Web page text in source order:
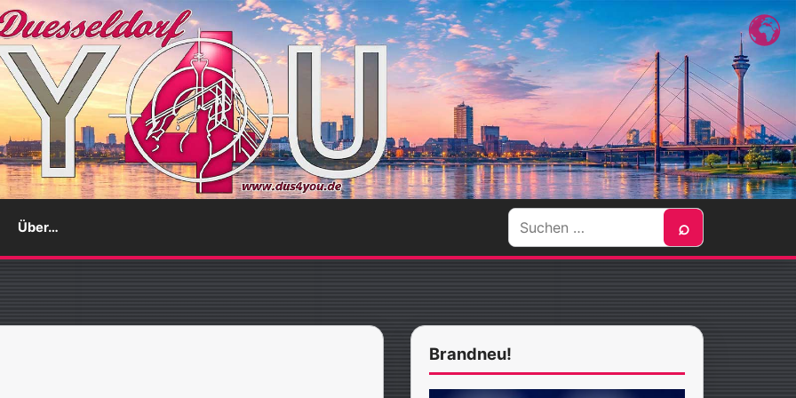
Über…
Suche
nach:
⌕
Brandneu!